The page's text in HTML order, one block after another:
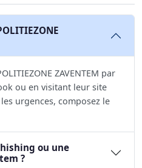
ZAVENTEM par
ou en visitant leur site
urgences, composez le
ou une
?